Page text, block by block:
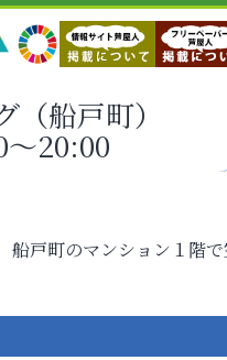
船戸町）
20:00
船戸町のマンション１階